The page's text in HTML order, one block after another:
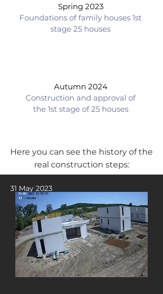
Spring 2023
Foundations of family houses 1st
stage 25 houses
Autumn 2024
Construction and approval of
the 1st stage of 25 houses
Here you can see the history of the
real construction steps:
31 May 2023